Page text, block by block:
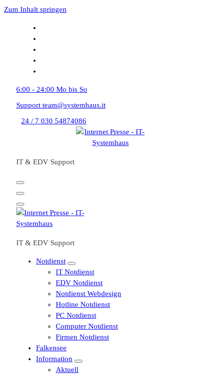
Zum Inhalt springen
6:00 - 24:00 Mo bis So
Support team@systemhaus.it
24 / 7 030 54874086
IT & EDV Support
IT & EDV Support
Notdienst
IT Notdienst
EDV Notdienst
Notdienst Webdesign
Hotline Notdienst
PC Notdienst
Computer Notdienst
Firmen Notdienst
Falkensee
Information
Aktuell